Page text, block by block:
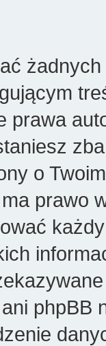
prawa
o
ma prawo
phpBB